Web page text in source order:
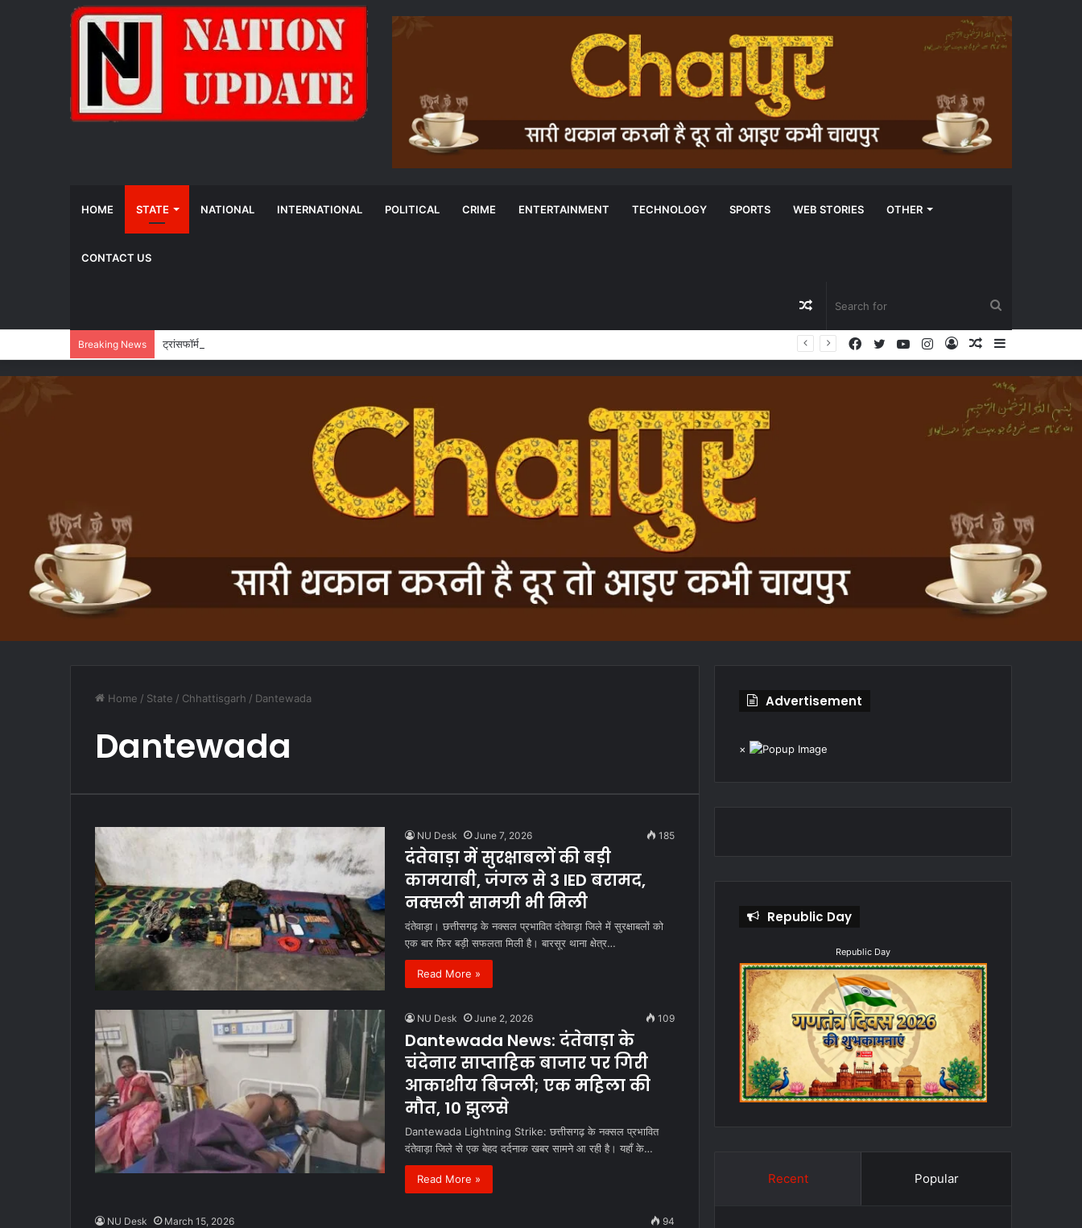
HOME STATE NATIONAL INTERNATIONAL POLITICAL CRIME ENTERTAINMENT TECHNOLOGY SPORTS WEB STORIES OTHER
CONTACT US
Random
Article
Breaking News ट्रांसफॉर्म रूरल इंडिया (TRI) ने समावेशी ग्रामीण विकास को आगे बढ़ाने के लिए छत्तीसगढ़ सरकार के साथ की साझेदारी
Random
Log
Instagram
YouTube
Twitter
Facebook
Home / State / Chhattisgarh / Dantewada
Dantewada
NU Desk June 7, 2026 185
दंतेवाड़ा में सुरक्षाबलों की बड़ी
कामयाबी, जंगल से 3 IED बरामद,
नक्सली सामग्री भी मिली
दंतेवाड़ा। छत्तीसगढ़ के नक्सल प्रभावित दंतेवाड़ा जिले में सुरक्षाबलों को
एक बार फिर बड़ी सफलता मिली है। बारसूर थाना क्षेत्र…
Read More »
NU Desk June 2, 2026 109
Dantewada News: दंतेवाड़ा के
चंदेनार साप्ताहिक बाजार पर गिरी
आकाशीय बिजली; एक महिला की
मौत, 10 झुलसे
Dantewada Lightning Strike: छत्तीसगढ़ के नक्सल प्रभावित
दंतेवाड़ा जिले से एक बेहद दर्दनाक खबर सामने आ रही है। यहाँ के…
Read More »
NU Desk March 15, 2026 94
Advertisement
×
Republic Day
Republic Day
Recent Popular